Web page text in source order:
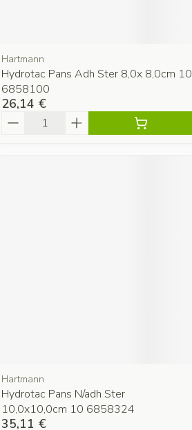
Hartmann
Hydrotac Pans Adh Ster 8,0x 8,0cm 10
6858100
26,14 €
Quantité
Hartmann
Hydrotac Pans N/adh Ster
10,0x10,0cm 10 6858324
35,11 €